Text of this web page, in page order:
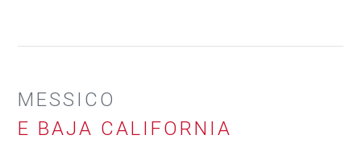
MESSICO
E BAJA CALIFORNIA